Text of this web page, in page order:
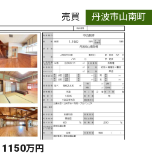
売買 丹波市山南町
1150万円